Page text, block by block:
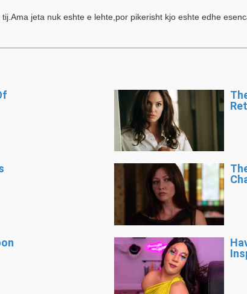
jeta nuk eshte e lehte,por pikerisht kjo eshte edhe